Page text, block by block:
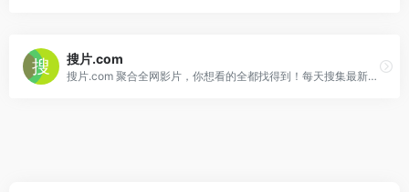
搜片.com
搜片.com 聚合全网影片，你想看的全都找得到！每天搜集最新电影、电视剧、在线观看网址、蓝光高清正版免费看！